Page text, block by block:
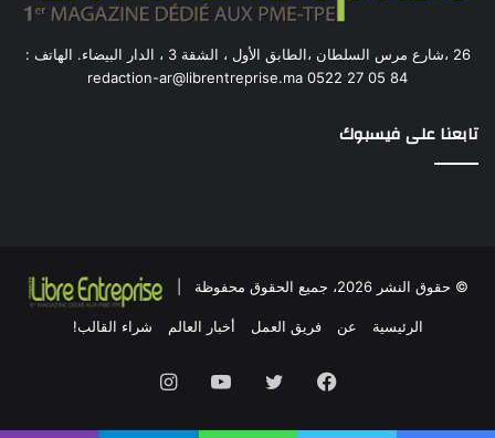
26 ،شارع مرس السلطان ،الطابق الأول ، الشقة 3 ، الدار البيضاء. الهاتف :
84 05 27 0522 redaction-ar@librentreprise.ma
تابعنا على فيسبوك
© حقوق النشر 2026، جميع الحقوق محفوظة |
الرئيسية عن فريق العمل أخبار العالم شراء القالب!
فيسبوك تويتر يوتيوب